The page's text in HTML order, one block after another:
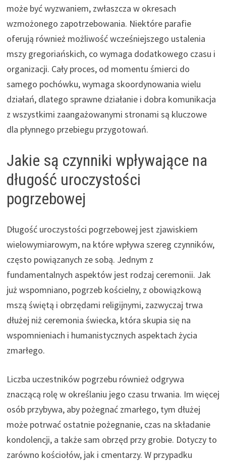
może być wyzwaniem, zwłaszcza w okresach
wzmożonego zapotrzebowania. Niektóre parafie
oferują również możliwość wcześniejszego ustalenia
mszy gregoriańskich, co wymaga dodatkowego czasu i
organizacji. Cały proces, od momentu śmierci do
samego pochówku, wymaga skoordynowania wielu
działań, dlatego sprawne działanie i dobra komunikacja
z wszystkimi zaangażowanymi stronami są kluczowe
dla płynnego przebiegu przygotowań.
Jakie są czynniki wpływające na
długość uroczystości
pogrzebowej
Długość uroczystości pogrzebowej jest zjawiskiem
wielowymiarowym, na które wpływa szereg czynników,
często powiązanych ze sobą. Jednym z
fundamentalnych aspektów jest rodzaj ceremonii. Jak
już wspomniano, pogrzeb kościelny, z obowiązkową
mszą świętą i obrzędami religijnymi, zazwyczaj trwa
dłużej niż ceremonia świecka, która skupia się na
wspomnieniach i humanistycznych aspektach życia
zmarłego.
Liczba uczestników pogrzebu również odgrywa
znaczącą rolę w określaniu jego czasu trwania. Im więcej
osób przybywa, aby pożegnać zmarłego, tym dłużej
może potrwać ostatnie pożegnanie, czas na składanie
kondolencji, a także sam obrzęd przy grobie. Dotyczy to
zarówno kościołów, jak i cmentarzy. W przypadku